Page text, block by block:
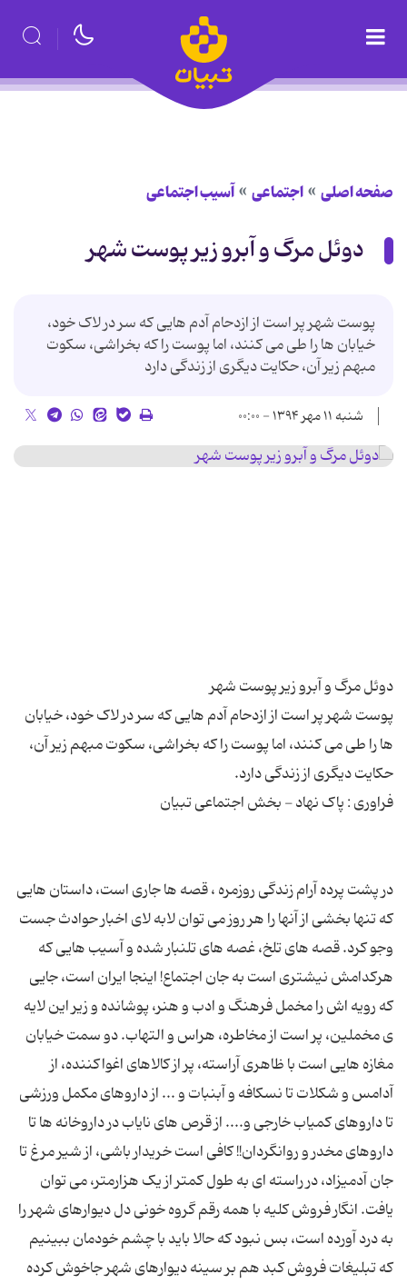
صفحه اصلی اجتماعی آسیب اجتماعی
دوئل مرگ و آبرو زیر پوست شهر
پوست شهر پر است از ازدحام آدم هایی که سر در لاک خود،
خیابان ها را طی می کنند، اما پوست را که بخراشی، سکوت
مبهم زیر آن، حکایت دیگری از زندگی دارد
شنبه ۱۱ مهر ۱۳۹۴ - ۰۰:۰۰
پوست شهر پر است از ازدحام آدم هایی که سر در لاک خود، خیابان
ها را طی می کنند، اما پوست را که بخراشی، سکوت مبهم زیر آن،
در پشت پرده آرام زندگی روزمره ، قصه ها جاری است، داستان هایی
که تنها بخشی از آنها را هر روز می توان لابه لای اخبار حوادث جست
وجو کرد. قصه های تلخ، غصه های تلنبار شده و آسیب هایی که
هرکدامش نیشتری است به جان اجتماع! اینجا ایران است، جایی
که رویه اش را مخمل فرهنگ و ادب و هنر، پوشانده و زیر این لایه
ی مخملین، پر است از مخاطره، هراس و التهاب. دو سمت خیابان
مغازه هایی است با ظاهری آراسته، پر از کالاهای اغواکننده، از
آدامس و شکلات تا نسکافه و آبنبات و ... از داروهای مکمل ورزشی
تا داروهای کمیاب خارجی و.... از قرص های نایاب در داروخانه ها تا
داروهای مخدر و روانگردان!! کافی است خریدار باشی، از شیر مرغ تا
جان آدمیزاد، در راسته ای به طول کمتر از یک هزارمتر، می توان
یافت. انگار فروش کلیه با همه رقم گروه خونی دل دیوارهای شهر را
به درد آورده است، بس نبود که حالا باید با چشم خودمان ببینیم
که تبلیغات فروش کبد هم بر سینه دیوارهای شهر جاخوش کرده